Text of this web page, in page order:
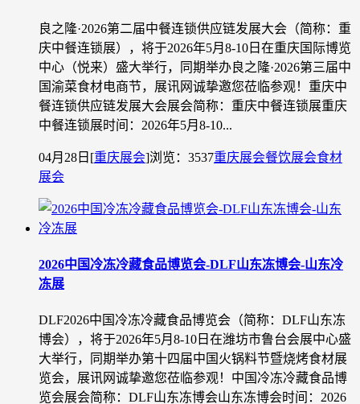
良之隆·2026第二届中餐连锁供应链发展大会（简称：重
庆中餐连锁展），将于2026年5月8-10日在重庆国际博览
中心（悦来）盛大举行，同期举办良之隆·2026第三届中
国渝菜食材电商节，展讯网诚挚邀您莅临参观！重庆中
餐连锁供应链发展大会展会简称：重庆中餐连锁展重庆
中餐连锁展时间：2026年5月8-10...
04月28日 [重庆展会]浏览：3537重庆展会餐饮展会食材
展会
2026中国冷冻冷藏食品博览会-DLF山东冻博会-山东冷
冻展
DLF2026中国冷冻冷藏食品博览会（简称：DLF山东冻
博会），将于2026年5月8-10日在潍坊市鲁台会展中心盛
大举行，同期举办第十四届中国火锅料节暨烧烤食材展
览会，展讯网诚挚邀您莅临参观！中国冷冻冷藏食品博
览会展会简称：DLF山东冻博会山东冻博会时间：2026